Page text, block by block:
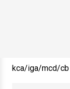
kca/iga/mcd/cb